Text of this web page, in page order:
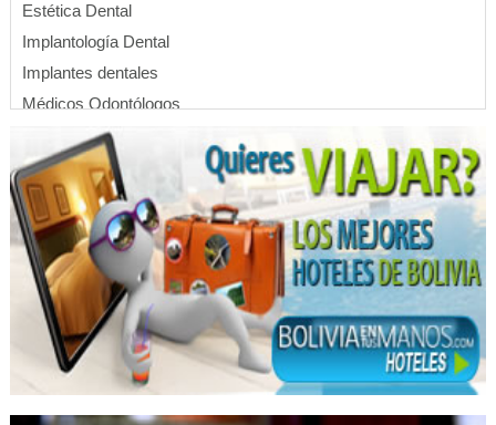
Estética Dental
Implantología Dental
Implantes dentales
Médicos Odontólogos
Odontología Estética
Ortodoncia
Periodoncia
Imprentas
Diseño Gráfico
Gigantografías
Impresión Digital
Impresión offset
Publicidad, Artículos para